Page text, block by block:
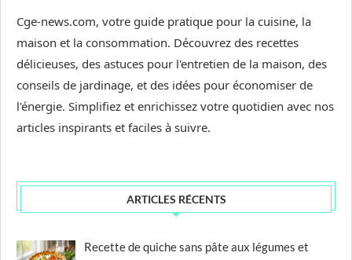
Cge-news.com, votre guide pratique pour la cuisine, la
maison et la consommation. Découvrez des recettes
délicieuses, des astuces pour l'entretien de la maison, des
conseils de jardinage, et des idées pour économiser de
l'énergie. Simplifiez et enrichissez votre quotidien avec nos
articles inspirants et faciles à suivre.
ARTICLES RÉCENTS
Recette de quiche sans pâte aux légumes et